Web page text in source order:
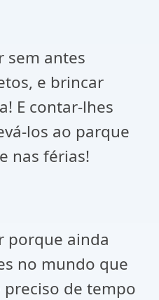
sem antes
e brincar
E contar-lhes
los ao parque
nas férias!
porque ainda
no mundo que
preciso de tempo